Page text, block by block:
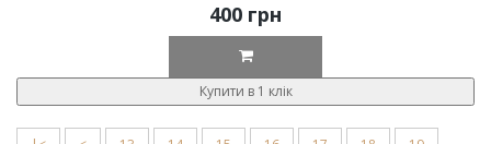
400 грн
Купити в 1 клік